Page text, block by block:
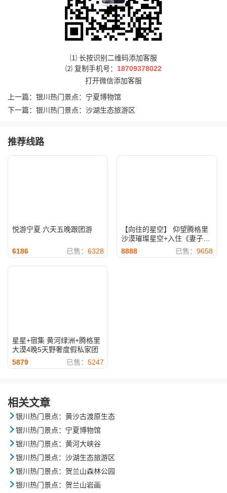
⑴ 长按识别二维码添加客服
⑵ 复制手机号： 18709378022
打开微信添加客服
上一篇： 银川热门景点：宁夏博物馆
下一篇： 银川热门景点：沙湖生态旅游区
推荐线路
悦游宁夏 六天五晚跟团游
6186 已售： 6328
【向往的星空】 仰望腾格里
沙漠璀璨星空+入住《妻子的
浪漫》同款沙漠星星酒店 专
业观星课堂 4晚5天休闲游 一
8888 已售： 9658
星星+宿集 黄河绿洲+腾格里
大漠4晚5天野奢度假私家团
5879
已售： 5247
相关文章
银川热门景点：黄沙古渡原生态
银川热门景点：宁夏博物馆
银川热门景点：黄河大峡谷
银川热门景点：沙湖生态旅游区
银川热门景点：贺兰山森林公园
银川热门景点：贺兰山岩画